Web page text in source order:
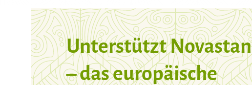
Unterstützt Novastan
– das europäische